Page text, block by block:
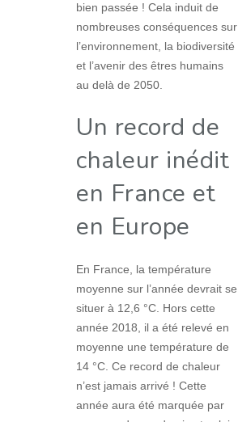
bien passée ! Cela induit de
nombreuses conséquences sur
l’environnement, la biodiversité
et l’avenir des êtres humains
au delà de 2050.
Un record de
chaleur inédit
en France et
en Europe
En France, la température
moyenne sur l’année devrait se
situer à 12,6 °C. Hors cette
année 2018, il a été relevé en
moyenne une température de
14 °C. Ce record de chaleur
n’est jamais arrivé ! Cette
année aura été marquée par